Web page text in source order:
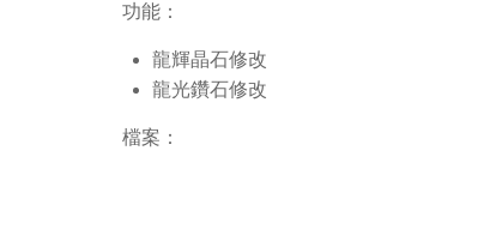
功能：
龍輝晶石修改
龍光鑽石修改
檔案：